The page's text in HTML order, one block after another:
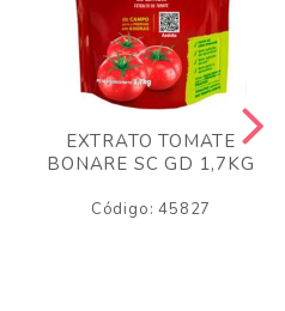
EXTRATO TOMATE
BONARE SC GD 1,7KG
Código: 45827